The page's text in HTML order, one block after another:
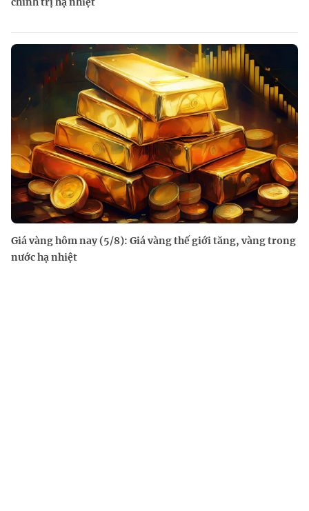
Giá vàng hôm nay (5/8): Giá vàng thế giới tăng, vàng trong
nước hạ nhiệt